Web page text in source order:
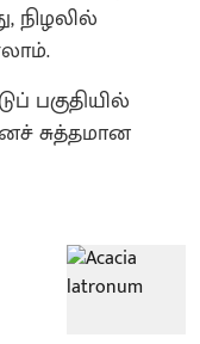
நிழலில்
பகுதியில்
சுத்தமான